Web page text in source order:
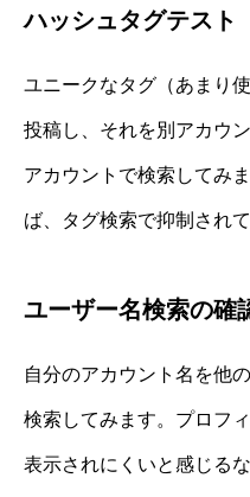
ハッシュタグテスト
ユニークなタグ（あまり
投稿し、それを別アカウ
アカウントで検索してみ
ば、タグ検索で抑制され
ユーザー名検索の確
自分のアカウント名を他
検索してみます。プロフ
表示されにくいと感じる